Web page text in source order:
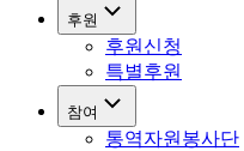
후원
후원신청
특별후원
참여
통역자원봉사단